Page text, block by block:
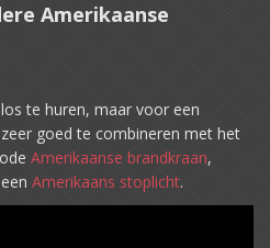
Amerikaanse
te huren, maar voor een
goed te combineren met het
Amerikaanse brandkraan,
Amerikaans stoplicht.